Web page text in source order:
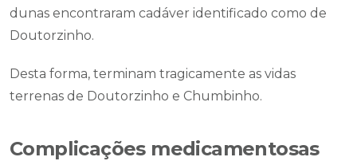
dunas encontraram cadáver identificado como de
Doutorzinho.
Desta forma, terminam tragicamente as vidas
terrenas de Doutorzinho e Chumbinho.
Complicações medicamentosas